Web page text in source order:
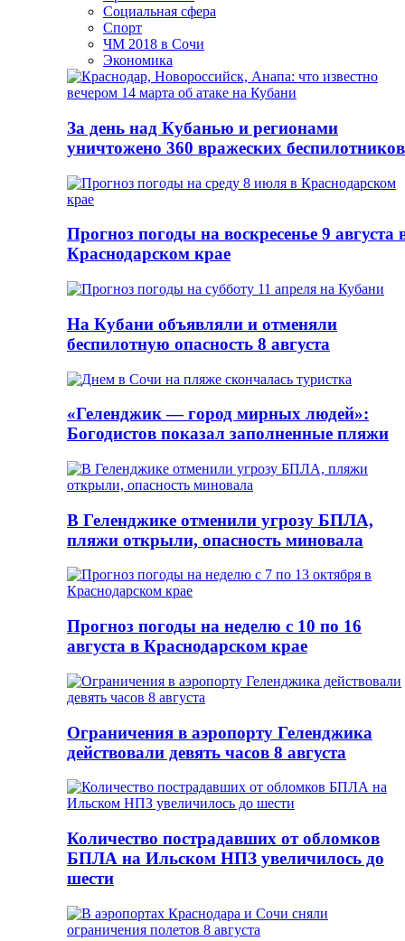
Социальная сфера
Спорт
ЧМ 2018 в Сочи
Экономика
За день над Кубанью и регионами
уничтожено 360 вражеских беспилотников
Прогноз погоды на воскресенье 9 августа
Краснодарском крае
На Кубани объявляли и отменяли
беспилотную опасность 8 августа
«Геленджик — город мирных людей»:
Богодистов показал заполненные пляжи
В Геленджике отменили угрозу БПЛА,
пляжи открыли, опасность миновала
Прогноз погоды на неделю с 10 по 16
августа в Краснодарском крае
Ограничения в аэропорту Геленджика
действовали девять часов 8 августа
Количество пострадавших от обломков
БПЛА на Ильском НПЗ увеличилось до
шести